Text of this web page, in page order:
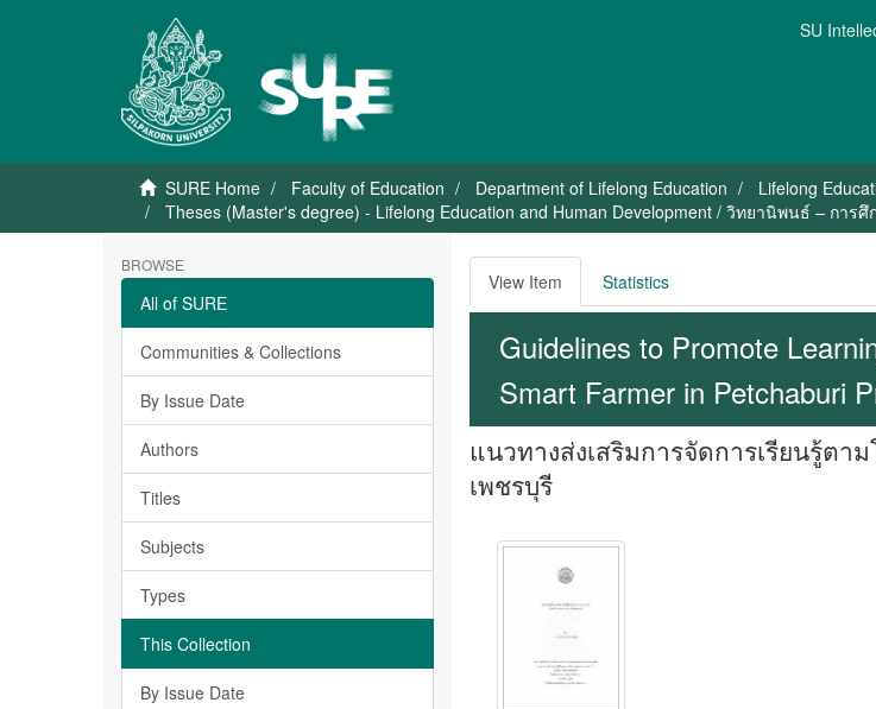
SU
SURE Home Faculty of Education Department of Lifelong Education
Lifelong
Theses (Master's degree) - Lifelong Education and Human Development / วิทยานิพนธ์ – กา
BROWSE
All of SURE
Communities & Collections
By Issue Date
Authors
Titles
Subjects
Types
This Collection
By Issue Date
View Item Statistics
Guidelines to Promote
Smart Farmer in Petchaburi
แนวทางส่งเสริมการจัดการเรียนรู้ตา
เพชรบุรี